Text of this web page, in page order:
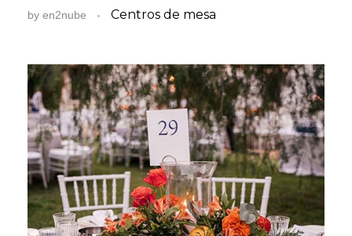
by en2nube Centros de mesa